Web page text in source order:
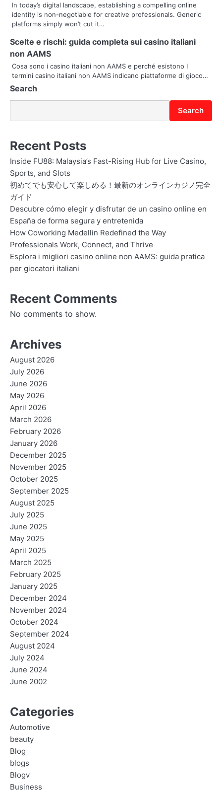
a
t
i
o
n
In today’s digital landscape, establishing a compelling online
identity is non-negotiable for creative professionals. Generic
platforms simply won’t cut it…
Scelte e rischi: guida completa sui casino italiani
non AAMS
Cosa sono i casino italiani non AAMS e perché esistono I
termini casino italiani non AAMS indicano piattaforme di gioco…
Search
Search
Recent Posts
Inside FU88: Malaysia’s Fast-Rising Hub for Live Casino,
Sports, and Slots
初めてでも安心して楽しめる！最新のオンラインカジノ完全
ガイド
Descubre cómo elegir y disfrutar de un casino online en
España de forma segura y entretenida
How Coworking Medellin Redefined the Way
Professionals Work, Connect, and Thrive
Esplora i migliori casino online non AAMS: guida pratica
per giocatori italiani
Recent Comments
No comments to show.
Archives
August 2026
July 2026
June 2026
May 2026
April 2026
March 2026
February 2026
January 2026
December 2025
November 2025
October 2025
September 2025
August 2025
July 2025
June 2025
May 2025
April 2025
March 2025
February 2025
January 2025
December 2024
November 2024
October 2024
September 2024
August 2024
July 2024
June 2024
June 2002
Categories
Automotive
beauty
Blog
blogs
Blogv
Business